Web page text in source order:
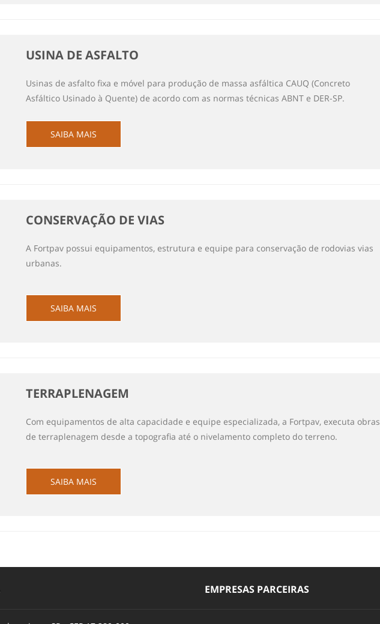
USINA DE ASFALTO
Usinas de asfalto fixa e móvel para produção de massa asfáltica CAUQ (Concreto
Asfáltico Usinado à Quente) de acordo com as normas técnicas ABNT e DER-SP.
SAIBA MAIS
CONSERVAÇÃO DE VIAS
A Fortpav possui equipamentos, estrutura e equipe para conservação de rodovias vias
urbanas.
SAIBA MAIS
TERRAPLENAGEM
Com equipamentos de alta capacidade e equipe especializada, a Fortpav, executa obras
de terraplenagem desde a topografia até o nivelamento completo do terreno.
SAIBA MAIS
EMPRESAS PARCEIRAS